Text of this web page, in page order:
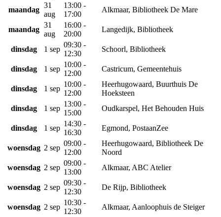
maandag
31
aug
13:00 -
17:00
Alkmaar, Bibliotheek De Mare
maandag
31
aug
16:00 -
20:00
Langedijk, Bibliotheek
dinsdag 1 sep
09:30 -
12:30
Schoorl, Bibliotheek
dinsdag 1 sep
10:00 -
12:00
Castricum, Gemeentehuis
dinsdag 1 sep
10:00 -
12:00
Heerhugowaard, Buurthuis De
Hoeksteen
dinsdag
1 sep
13:00 -
15:00
Oudkarspel, Het Behouden Huis
dinsdag 1 sep
14:30 -
16:30
Egmond, PostaanZee
woensdag 2 sep
09:00 -
12:00
Heerhugowaard, Bibliotheek De
Noord
woensdag 2 sep
09:00 -
13:00
Alkmaar, ABC Atelier
woensdag 2 sep
09:30 -
12:30
De Rijp, Bibliotheek
woensdag 2 sep
10:30 -
12:30
Alkmaar, Aanloophuis de Steiger